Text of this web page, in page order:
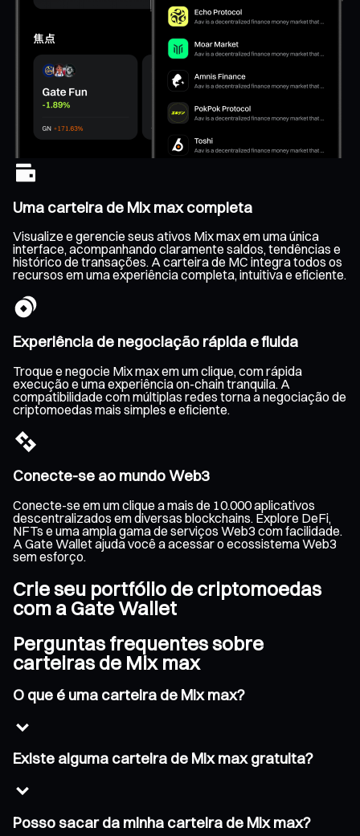
Uma carteira de Mix max completa
Visualize e gerencie seus ativos Mix max em uma única
interface, acompanhando claramente saldos, tendências e
histórico de transações. A carteira de MC integra todos os
recursos em uma experiência completa, intuitiva e eficiente.
Experiência de negociação rápida e fluida
Troque e negocie Mix max em um clique, com rápida
execução e uma experiência on-chain tranquila. A
compatibilidade com múltiplas redes torna a negociação de
criptomoedas mais simples e eficiente.
Conecte-se ao mundo Web3
Conecte-se em um clique a mais de 10.000 aplicativos
descentralizados em diversas blockchains. Explore DeFi,
NFTs e uma ampla gama de serviços Web3 com facilidade.
A Gate Wallet ajuda você a acessar o ecossistema Web3
sem esforço.
Crie seu portfólio de criptomoedas
com a Gate Wallet
Perguntas frequentes sobre
carteiras de Mix max
O que é uma carteira de Mix max?
Existe alguma carteira de Mix max gratuita?
Posso sacar da minha carteira de Mix max?